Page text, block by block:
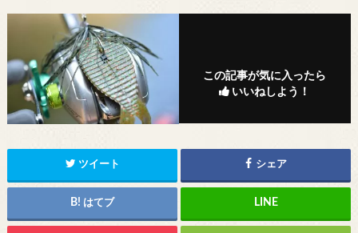
この記事が気に入ったら
いいねしよう！
ツイート シェア
はてブ